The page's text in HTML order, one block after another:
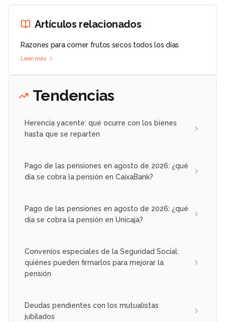
Artículos relacionados
Razones para comer frutos secos todos los días
Leer más
Tendencias
Herencia yacente: qué ocurre con los bienes
hasta que se reparten
Pago de las pensiones en agosto de 2026: ¿qué
día se cobra la pensión en CaixaBank?
Pago de las pensiones en agosto de 2026: ¿qué
día se cobra la pensión en Unicaja?
Convenios especiales de la Seguridad Social:
quiénes pueden firmarlos para mejorar la
pensión
Deudas pendientes con los mutualistas
jubilados